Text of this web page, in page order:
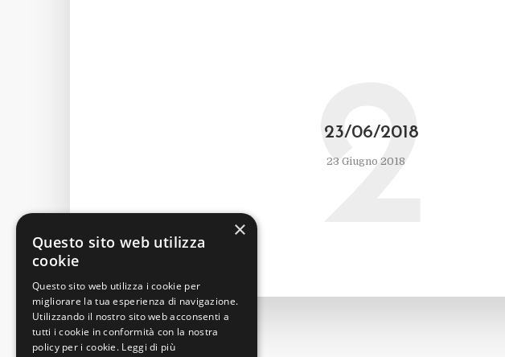
23/06/2018
23 Giugno 2018
2
×
Questo sito web utilizza
cookie
Questo sito web utilizza i cookie per
migliorare la tua esperienza di navigazione.
Utilizzando il nostro sito web acconsenti a
tutti i cookie in conformità con la nostra
policy per i cookie. Leggi di più